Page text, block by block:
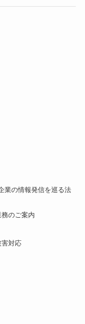
業の情報発信を巡る法
のご案内
対応